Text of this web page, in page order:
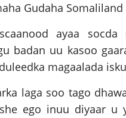
Gudaha
ayaa
badan uu kasoo
magaalada
laga soo tago
ego inuu diyaar u